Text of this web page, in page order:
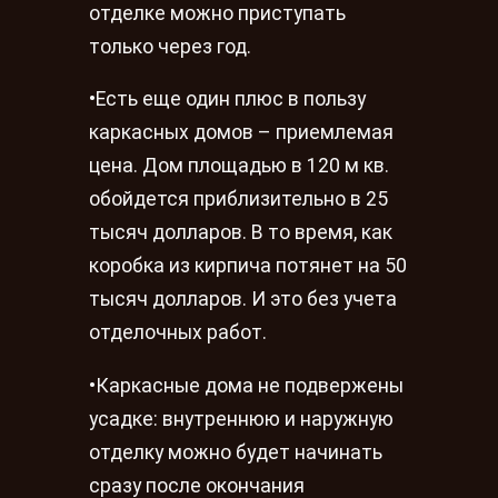
отделке можно приступать
только через год.
•Есть еще один плюс в пользу
каркасных домов – приемлемая
цена. Дом площадью в 120 м кв.
обойдется приблизительно в 25
тысяч долларов. В то время, как
коробка из кирпича потянет на 50
тысяч долларов. И это без учета
отделочных работ.
•Каркасные дома не подвержены
усадке: внутреннюю и наружную
отделку можно будет начинать
сразу после окончания